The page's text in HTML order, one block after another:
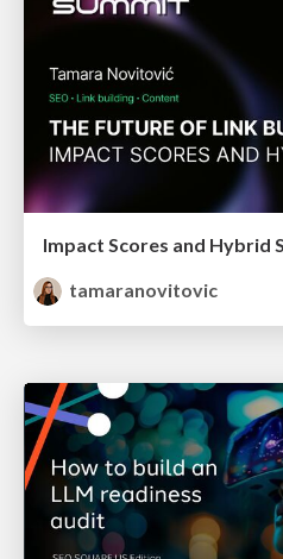
tamaranovitovic